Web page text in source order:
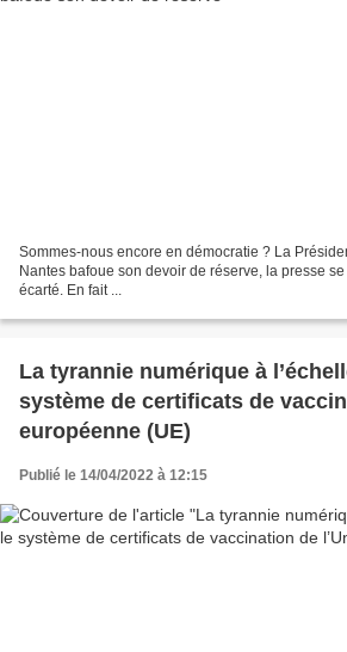
Sommes-nous encore en démocratie ? La
Nantes bafoue son devoir de réserve, la presse
écarté. En fait ...
La tyrannie numérique à
système de certificats de
européenne (UE)
Publié le 14/04/2022 à 12:15